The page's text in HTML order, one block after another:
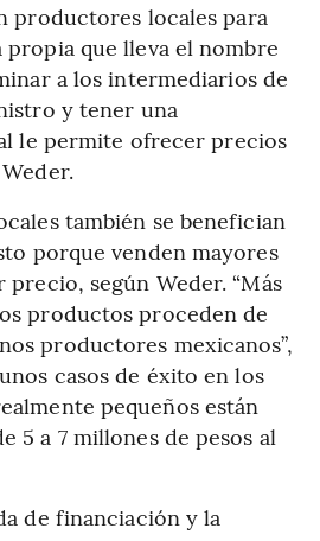
productores locales para
que lleva el nombre
a los intermediarios de
y tener una
le permite ofrecer precios
también se benefician
porque venden mayores
precio, según Weder. “Más
productos proceden de
productores mexicanos”,
casos de éxito en los
pequeños están
5 a 7 millones de pesos al
de financiación y la